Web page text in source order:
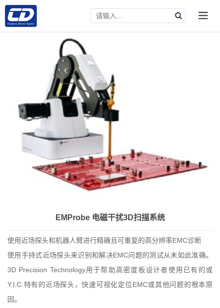
EMProbe 电磁干扰3D扫描系统
使用近场探头和机器人臂进行精确且可重复的高分辨率EMC诊断
使用手持式近场探头来识别和解决EMC问题的测试从未如此准确。
3D Precision Technology用于帮助高密度板设计者使用已有的或
Y.I.C.特有的近场探头，快速可视化定位EMC或其他问题的根本原
因。